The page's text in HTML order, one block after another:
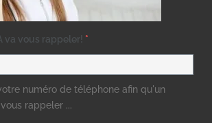
va vous rappeler! *
numéro de téléphone afin qu'un
rappeler ...